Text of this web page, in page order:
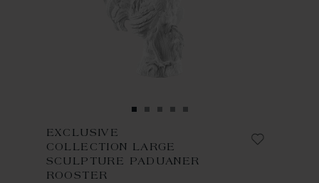
EXCLUSIVE
COLLECTION LARGE
SCULPTURE PADUANER
ROOSTER